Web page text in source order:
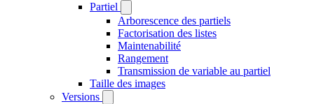
Partiel
Arborescence des partiels
Factorisation des listes
Maintenabilité
Rangement
Transmission de variable au partiel
Taille des images
Versions